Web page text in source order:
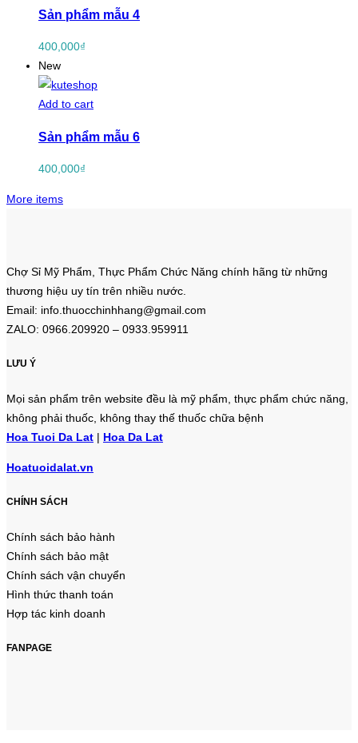
Sản phẩm mẫu 4
400,000₫
New
Add to cart
Sản phẩm mẫu 6
400,000₫
More items
Chợ Sỉ Mỹ Phẩm, Thực Phẩm Chức Năng chính hãng từ những
thương hiệu uy tín trên nhiều nước.
Email: info.thuocchinhhang@gmail.com
ZALO: 0966.209920 – 0933.959911
LƯU Ý
Mọi sản phẩm trên website đều là mỹ phẩm, thực phẩm chức năng,
không phải thuốc, không thay thế thuốc chữa bệnh
Hoa Tuoi Da Lat | Hoa Da Lat
Hoatuoidalat.vn
CHÍNH SÁCH
Chính sách bảo hành
Chính sách bảo mật
Chính sách vận chuyển
Hình thức thanh toán
Hợp tác kinh doanh
FANPAGE